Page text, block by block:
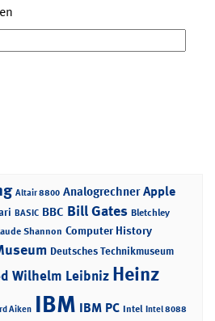
Altair 8800 Analogrechner Apple
BASIC BBC Bill Gates Bletchley
Shannon Computer History
Deutsches Technikmuseum
Wilhelm Leibniz Heinz
Aiken IBM IBM PC Intel Intel 8088